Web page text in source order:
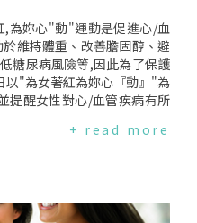
,為妳心"動"運動是促進心/血
維持體重、改善膽固醇、避
糖尿病風險等,因此為了保護
以"為女著紅為妳心『動』"為
提醒女性對心/血管疾病有所
何紅色衣飾,紅衣、紅指甲、
們將從使用標籤#Taiwan為
+ read more